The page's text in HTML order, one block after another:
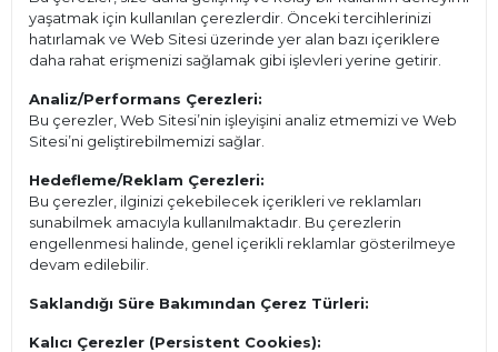
yaşatmak için kullanılan çerezlerdir. Önceki tercihlerinizi
hatırlamak ve Web Sitesi üzerinde yer alan bazı içeriklere
daha rahat erişmenizi sağlamak gibi işlevleri yerine getirir.
Analiz/Performans Çerezleri:
Bu çerezler, Web Sitesi’nin işleyişini analiz etmemizi ve Web
Sitesi’ni geliştirebilmemizi sağlar.
Hedefleme/Reklam Çerezleri:
Bu çerezler, ilginizi çekebilecek içerikleri ve reklamları
sunabilmek amacıyla kullanılmaktadır. Bu çerezlerin
engellenmesi halinde, genel içerikli reklamlar gösterilmeye
devam edilebilir.
Saklandığı Süre Bakımından Çerez Türleri:
Kalıcı Çerezler (Persistent Cookies):